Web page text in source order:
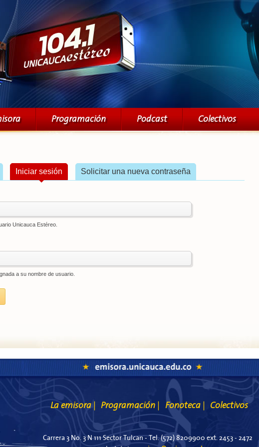
contenido
principal
Programación Podcast Colectivos
Iniciar sesión (solapa activa)
Solicitar una nueva contraseña
Unicauca Estéreo.
a su nombre de usuario.
La emisora Programación Fonoteca Colectivos
Carrera 3 No. 3 N 111 Sector Tulcan - Tel. (572) 8209900 ext. 2453 - 2472